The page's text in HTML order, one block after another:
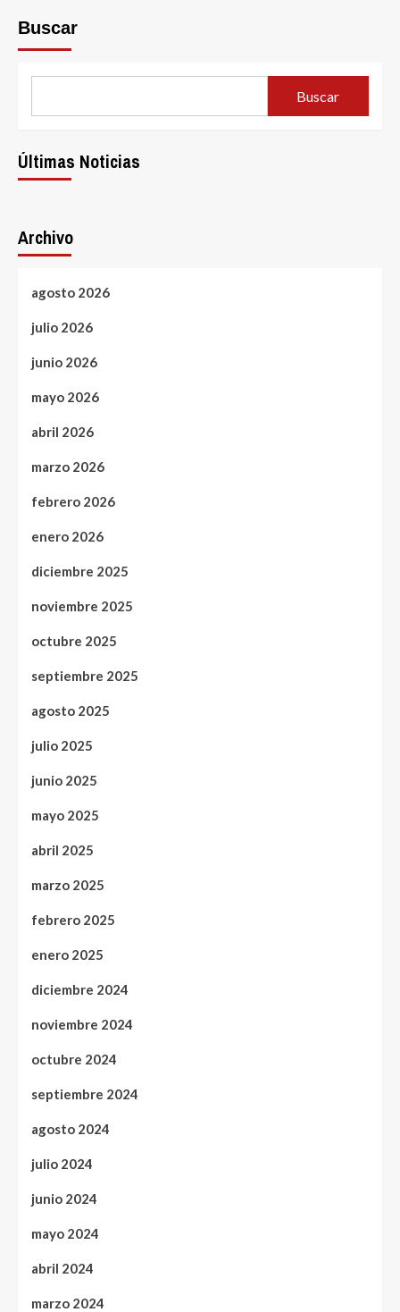
Buscar
Buscar
Últimas Noticias
Archivo
agosto 2026
julio 2026
junio 2026
mayo 2026
abril 2026
marzo 2026
febrero 2026
enero 2026
diciembre 2025
noviembre 2025
octubre 2025
septiembre 2025
agosto 2025
julio 2025
junio 2025
mayo 2025
abril 2025
marzo 2025
febrero 2025
enero 2025
diciembre 2024
noviembre 2024
octubre 2024
septiembre 2024
agosto 2024
julio 2024
junio 2024
mayo 2024
abril 2024
marzo 2024